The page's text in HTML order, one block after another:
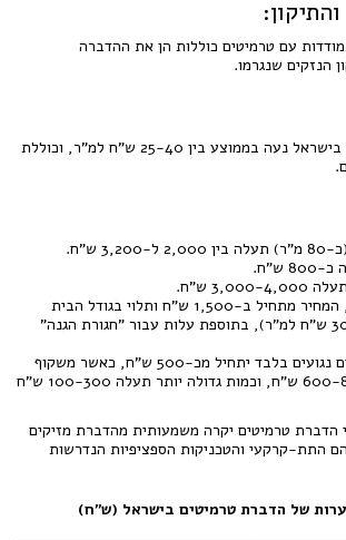
עם טרמיטים כוללות הן את ההדברה
הנזקים שנגרמו.
עלות הדברת טרמיטים בישראל נעה בממוצע בין 25-40 ש"ח למ"ר, וכוללת
ש"ח.
בבתים פרטיים, המחיר מתחיל ב-1,500 ש"ח ותלוי בגודל הבית
(טווח של 30-80 ש"ח למ"ר), בתוספת עלות עבור "חגורת הגנה"
טיפול במשקופים נגועים בלבד יתחיל מכ-500 ש"ח, כאשר משקוף
בודד יעלה 600-800 ש"ח, וכמות גדולה יותר תעלה 100-300 ש"ח
הדברת טרמיטים יקרה משמעותית מהדברת מזיקים
התת-קרקעי והטכניקות הספציפיות הנדרשות